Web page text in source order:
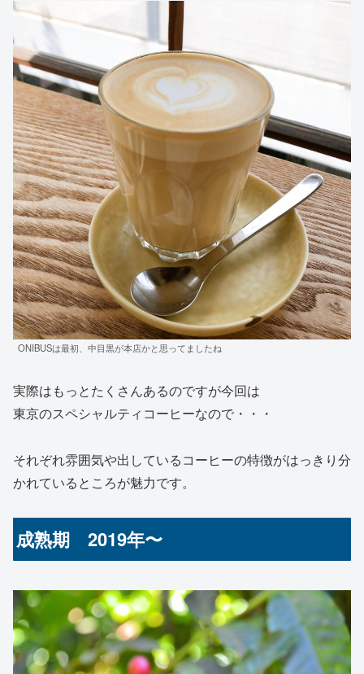
ONIBUSは最初、中目黒が本店かと思ってましたね
実際はもっとたくさんあるのですが今回は
東京のスペシャルティコーヒーなので・・・
それぞれ雰囲気や出しているコーヒーの特徴がはっきり分
かれているところが魅力です。
成熟期 2019年〜